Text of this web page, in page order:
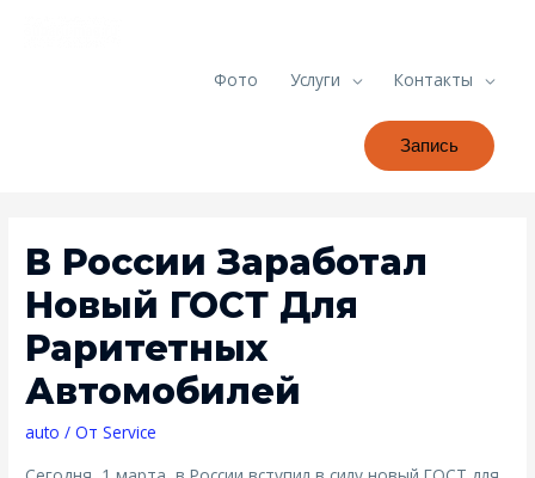
Фото Услуги Контакты
Запись
В России Заработал
Новый ГОСТ Для
Раритетных
Автомобилей
auto / От Service